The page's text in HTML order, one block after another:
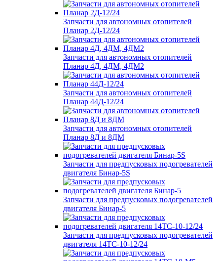
Запчасти для автономных отопителей
Планар 2Д-12/24
Запчасти для автономных отопителей
Планар 4Д, 4ДМ, 4ДМ2
Запчасти для автономных отопителей
Планар 44Д-12/24
Запчасти для автономных отопителей
Планар 8Д и 8ДМ
Запчасти для предпусковых подогревателей
двигателя Бинар-5S
Запчасти для предпусковых подогревателей
двигателя Бинар-5
Запчасти для предпусковых подогревателей
двигателя 14ТС-10-12/24